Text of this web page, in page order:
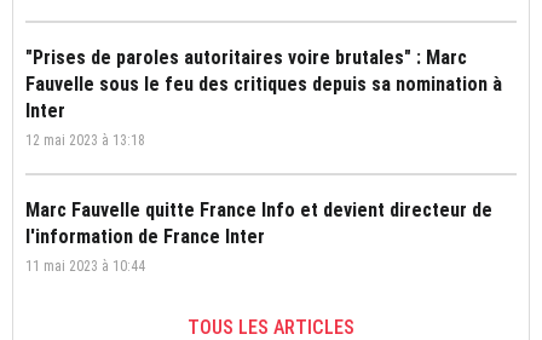
"Prises de paroles autoritaires voire brutales" : Marc
Fauvelle sous le feu des critiques depuis sa nomination à
Inter
12 mai 2023 à 13:18
Marc Fauvelle quitte France Info et devient directeur de
l'information de France Inter
11 mai 2023 à 10:44
TOUS LES ARTICLES